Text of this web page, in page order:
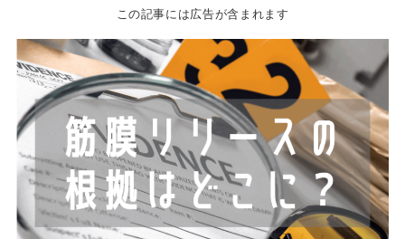
この記事には広告が含まれます